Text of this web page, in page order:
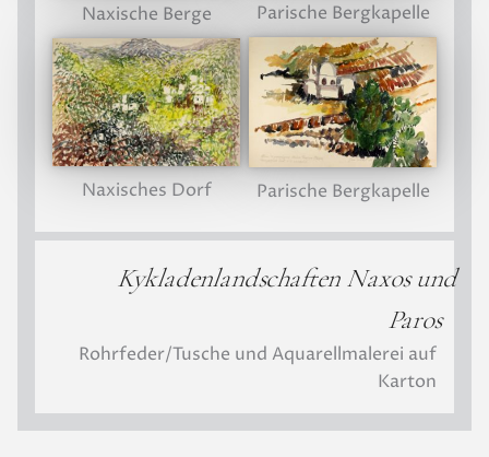
Naxische Berge Parische Bergkapelle
Naxisches Dorf Parische Bergkapelle
Kykladenlandschaften Naxos und
Paros
Rohrfeder/Tusche und Aquarellmalerei auf
Karton